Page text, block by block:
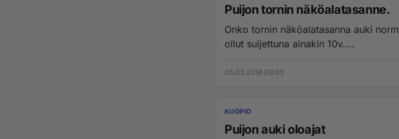
Puijon tornin näköalatasanne.
Onko tornin näköalatasanna auki
ollut suljettuna ainakin 10v....
05.05.2018 09:05
KUOPIO
Puijon auki oloajat